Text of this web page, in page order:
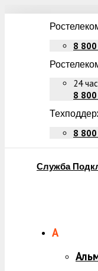
8
24
8
8
Служба
А